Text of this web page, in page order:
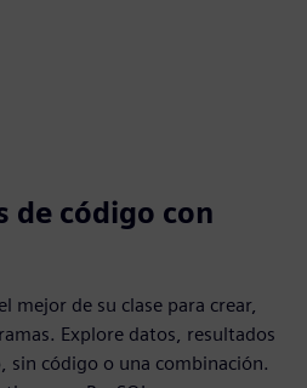
de código con
mejor de su clase para crear,
Explore datos, resultados
sin código o una combinación.